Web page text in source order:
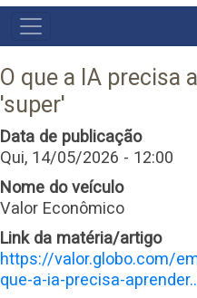
NAVEGADOR
PRINCIPAL
O que a IA precisa
'super'
Data de publicação
Qui, 14/05/2026 - 12:00
Nome do veículo
Valor Econômico
Link da matéria/artigo
https://valor.globo.com/
que-a-ia-precisa-